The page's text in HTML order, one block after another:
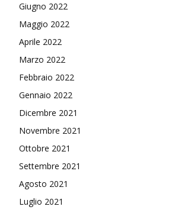
Giugno 2022
Maggio 2022
Aprile 2022
Marzo 2022
Febbraio 2022
Gennaio 2022
Dicembre 2021
Novembre 2021
Ottobre 2021
Settembre 2021
Agosto 2021
Luglio 2021